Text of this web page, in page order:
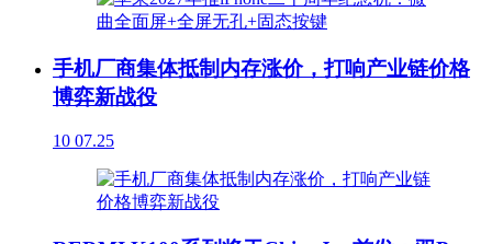
手机厂商集体抵制内存涨价，打响产业链价格
博弈新战役
10 07.25